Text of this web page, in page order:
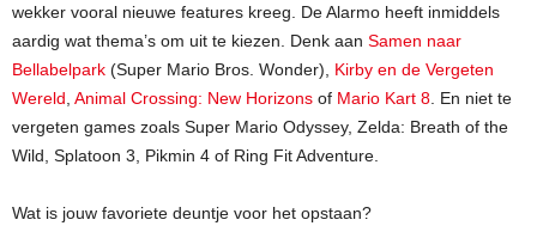
wekker vooral nieuwe features kreeg. De Alarmo heeft inmiddels
aardig wat thema’s om uit te kiezen. Denk aan Samen naar
Bellabelpark (Super Mario Bros. Wonder), Kirby en de Vergeten
Wereld Animal Crossing: New Horizons of Mario Kart 8 . En niet te
vergeten games zoals Super Mario Odyssey, Zelda: Breath of the
Wild, Splatoon 3, Pikmin 4 of Ring Fit Adventure.
Wat is jouw favoriete deuntje voor het opstaan?